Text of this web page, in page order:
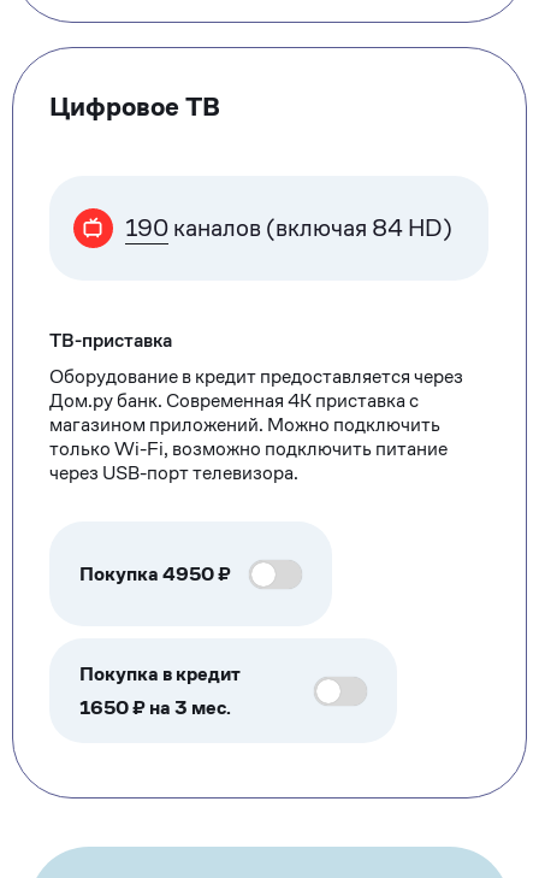
Цифровое ТВ
190 каналов (включая 84 HD)
ТВ-приставка
Оборудование в кредит предоставляется через
Дом.ру банк. Современная 4К приставка с
магазином приложений. Можно подключить
только Wi-Fi, возможно подключить питание
через USB-порт телевизора.
Покупка4950₽
Покупка в кредит
1650 ₽ на 3 мес.